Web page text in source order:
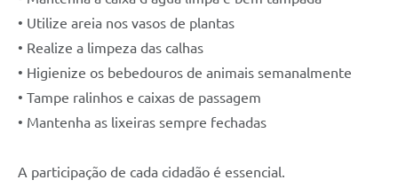
Termos de Uso & Política de Privacidade
• Utilize areia nos vasos de plantas
• Realize a limpeza das calhas
• Higienize os bebedouros de animais semanalmente
• Tampe ralinhos e caixas de passagem
• Mantenha as lixeiras sempre fechadas
A participação de cada cidadão é essencial.